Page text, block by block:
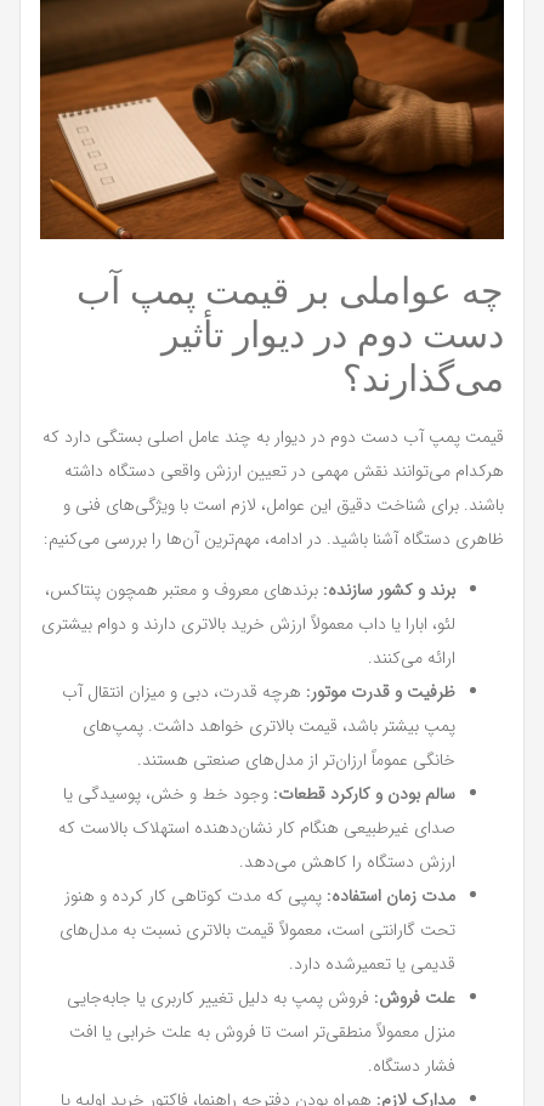
چه عواملی بر قیمت پمپ آب
دست دوم در دیوار تأثیر
می‌گذارند؟
قیمت پمپ آب دست دوم در دیوار به چند عامل اصلی بستگی دارد که
هرکدام می‌توانند نقش مهمی در تعیین ارزش واقعی دستگاه داشته
باشند. برای شناخت دقیق این عوامل، لازم است با ویژگی‌های فنی و
ظاهری دستگاه آشنا باشید. در ادامه، مهم‌ترین آن‌ها را بررسی می‌کنیم:
برند و کشور سازنده: برندهای معروف و معتبر همچون پنتاکس،
لئو، ابارا یا داب معمولاً ارزش خرید بالاتری دارند و دوام بیشتری
ارائه می‌کنند.
ظرفیت و قدرت موتور: هرچه قدرت، دبی و میزان انتقال آب
پمپ بیشتر باشد، قیمت بالاتری خواهد داشت. پمپ‌های
خانگی عموماً ارزان‌تر از مدل‌های صنعتی هستند.
سالم بودن و کارکرد قطعات: وجود خط و خش، پوسیدگی یا
صدای غیرطبیعی هنگام کار نشان‌دهنده استهلاک بالاست که
ارزش دستگاه را کاهش می‌دهد.
مدت زمان استفاده: پمپی که مدت کوتاهی کار کرده و هنوز
تحت گارانتی است، معمولاً قیمت بالاتری نسبت به مدل‌های
قدیمی یا تعمیرشده دارد.
علت فروش: فروش پمپ به دلیل تغییر کاربری یا جابه‌جایی
منزل معمولاً منطقی‌تر است تا فروش به علت خرابی یا افت
فشار دستگاه.
مدارک لازم: همراه بودن دفترچه راهنما، فاکتور خرید اولیه یا